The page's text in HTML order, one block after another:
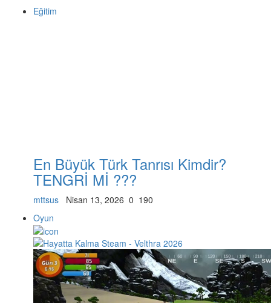
Eğitim
En Büyük Türk Tanrısı Kimdir?
TENGRİ Mİ ???
mttsus Nisan 13, 2026 0 190
Oyun